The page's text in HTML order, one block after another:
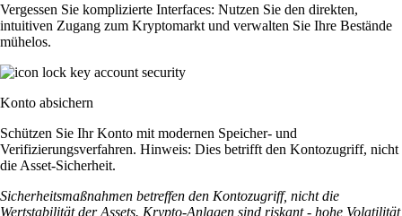
Vergessen Sie komplizierte Interfaces: Nutzen Sie den direkten,
intuitiven Zugang zum Kryptomarkt und verwalten Sie Ihre Bestände
mühelos.
Konto absichern
Schützen Sie Ihr Konto mit modernen Speicher- und
Verifizierungsverfahren. Hinweis: Dies betrifft den Kontozugriff, nicht
die Asset-Sicherheit.
Sicherheitsmaßnahmen betreffen den Kontozugriff, nicht die
Wertstabilität der Assets. Krypto-Anlagen sind riskant - hohe Volatilität